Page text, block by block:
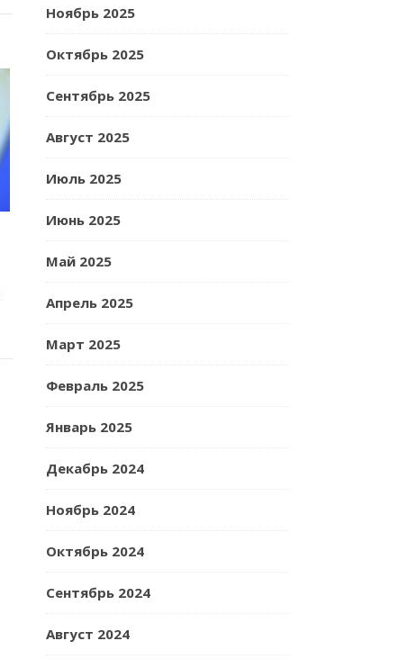
Ноябрь 2025
Октябрь 2025
Сентябрь 2025
Август 2025
Июль 2025
Июнь 2025
Май 2025
Апрель 2025
Март 2025
Февраль 2025
Январь 2025
Декабрь 2024
Ноябрь 2024
Октябрь 2024
Сентябрь 2024
Август 2024